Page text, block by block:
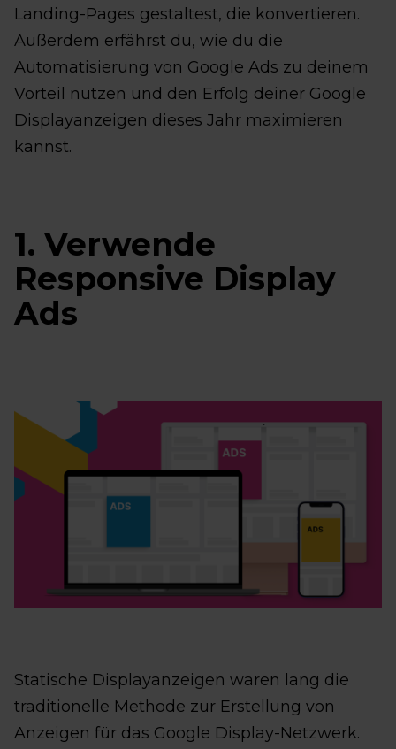
Landing-Pages gestaltest, die konvertieren.
Außerdem erfährst du, wie du die
Automatisierung von Google Ads zu deinem
Vorteil nutzen und den Erfolg deiner Google
Displayanzeigen dieses Jahr maximieren
kannst.
1. Verwende
Responsive Display
Ads
Statische Displayanzeigen waren lang die
traditionelle Methode zur Erstellung von
Anzeigen für das Google Display-Netzwerk.